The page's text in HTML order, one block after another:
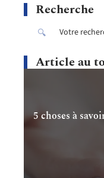
Recherche
Article au
5 choses à